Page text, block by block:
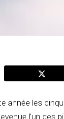
année les
l’un des